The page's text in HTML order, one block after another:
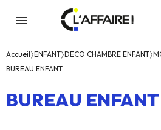
Accueil ENFANT DECO CHAMBRE ENFANT
BUREAU ENFANT
BUREAU ENFANT